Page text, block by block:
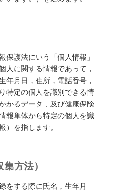
保護法にいう「個人情報」
人に関する情報であって，
年月日，住所，電話番号，
特定の個人を識別できる情
かるデータ，及び健康保険
報単体から特定の個人を識
）を指します。
方法）
をする際に氏名，生年月